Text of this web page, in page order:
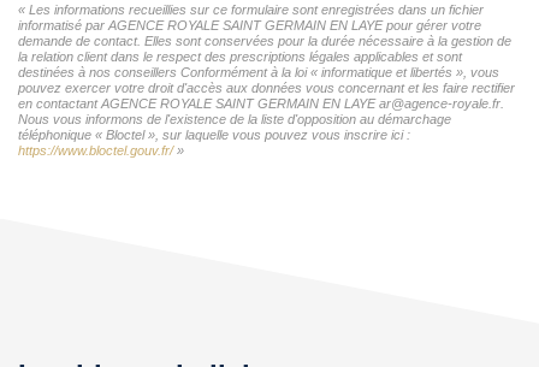
« Les informations recueillies sur ce formulaire sont enregistrées dans un fichier
informatisé par AGENCE ROYALE SAINT GERMAIN EN LAYE pour gérer votre
demande de contact. Elles sont conservées pour la durée nécessaire à la gestion de
la relation client dans le respect des prescriptions légales applicables et sont
destinées à nos conseillers Conformément à la loi « informatique et libertés », vous
pouvez exercer votre droit d'accès aux données vous concernant et les faire rectifier
en contactant AGENCE ROYALE SAINT GERMAIN EN LAYE ar@agence-royale.fr.
Nous vous informons de l'existence de la liste d'opposition au démarchage
téléphonique « Bloctel », sur laquelle vous pouvez vous inscrire ici :
https://www.bloctel.gouv.fr/»